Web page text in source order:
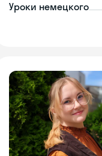
Уроки немецкого